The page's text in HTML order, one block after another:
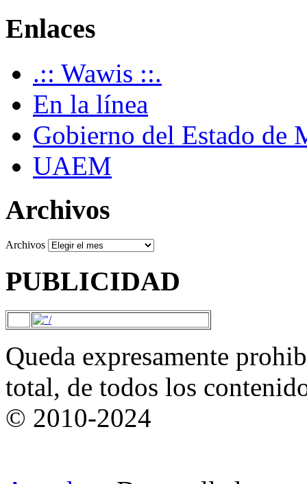
Enlaces
.:: Wawis ::.
En la línea
Gobierno del Estado de
UAEM
Archivos
Archivos
PUBLICIDAD
Queda expresamente
total, de todos los
© 2010-2024